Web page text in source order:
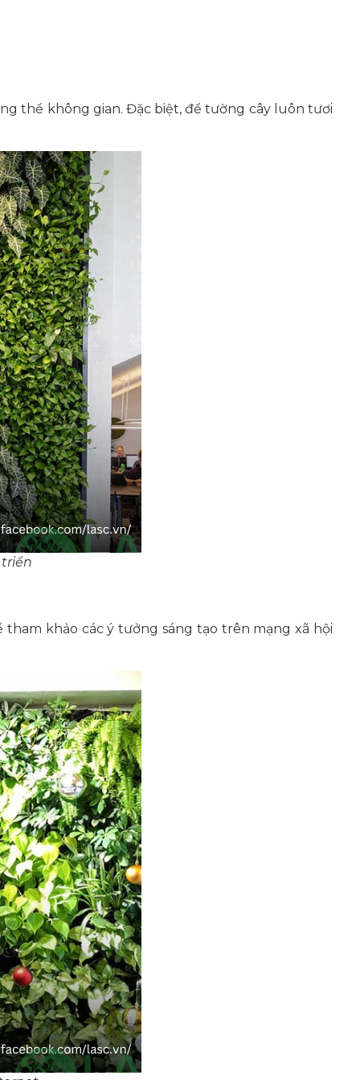
thể không gian. Đặc biệt, để tường cây luôn tươi
khảo các ý tưởng sáng tạo trên mạng xã hội